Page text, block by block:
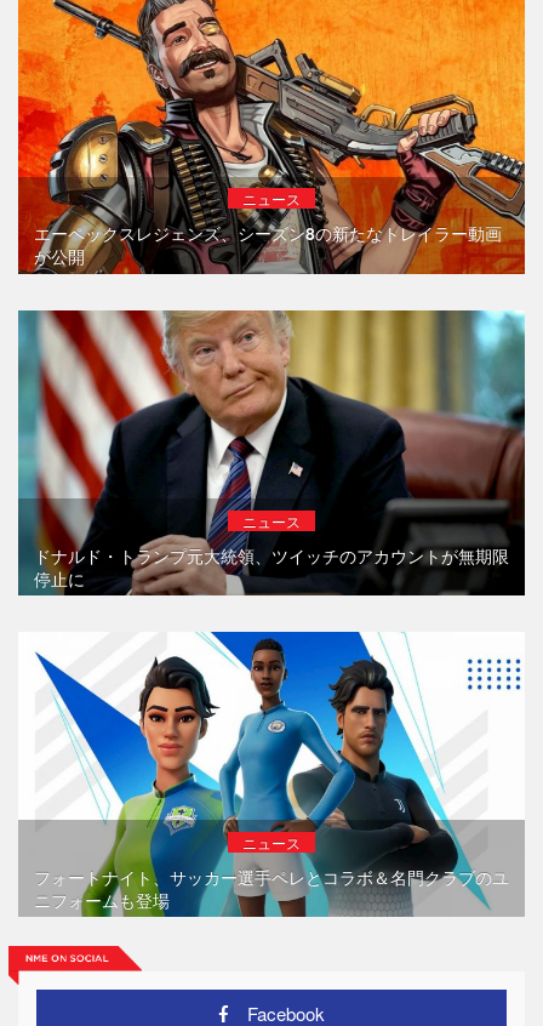
ニュース
エーペックスレジェンズ、シーズン8の新たなトレイラー動画
が公開
ニュース
ドナルド・トランプ元大統領、ツイッチのアカウントが無期限
停止に
ニュース
フォートナイト、サッカー選手ペレとコラボ＆名門クラブのユ
ニフォームも登場
Facebook